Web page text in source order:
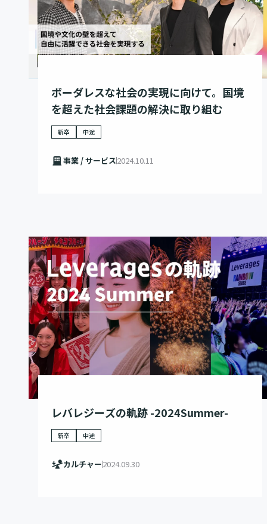
ボーダレスな社会の実現に向けて。国境
を超えた社会課題の解決に取り組む
新卒 中途
事業 / サービス2024.10.11
レバレジーズの軌跡 -2024Summer-
新卒 中途
カルチャー2024.09.30